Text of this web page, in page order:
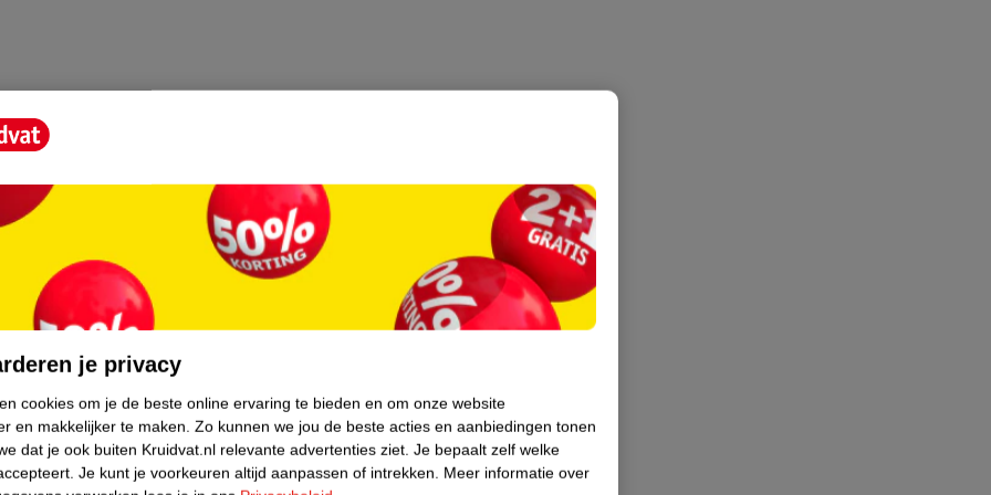
je privacy
cookies om je de beste online ervaring te bieden en om onze website
en makkelijker te maken. Zo kunnen we jou de beste acties en aanbiedingen tonen
dat je ook buiten Kruidvat.nl relevante advertenties ziet. Je bepaalt zelf welke
Je kunt je voorkeuren altijd aanpassen of intrekken. Meer informatie over